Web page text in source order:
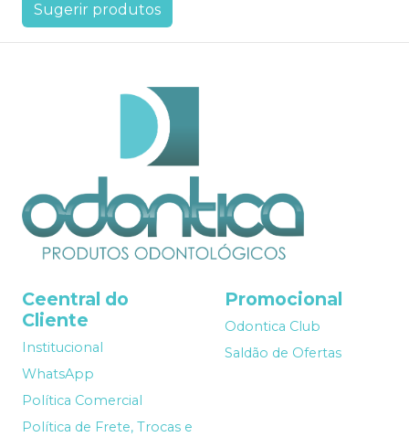
Sugerir produtos
Ceentral do
Cliente
Institucional
WhatsApp
Política Comercial
Política de Frete, Trocas e
Promocional
Odontica Club
Saldão de Ofertas